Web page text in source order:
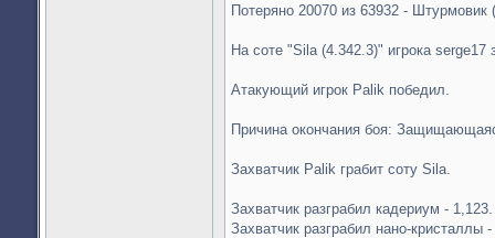
Потеряно 20070 из 63932 - Штурмовик
На соте "Sila (4.342.3)" игрока serge17
Атакующий игрок Palik победил.
Причина окончания боя:
Захватчик Palik грабит соту Sila.
Захватчик разграбил кадериум - 1,123.
Захватчик разграбил нано-кристаллы